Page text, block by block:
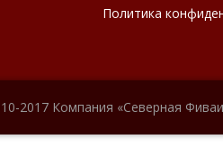
Политика
2017 Компания «Северная